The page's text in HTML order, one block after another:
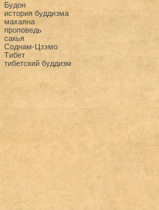
Будон
история буддизма
махаяна
проповедь
сакья
Соднам-Цзэмо
Тибет
тибетский буддизм